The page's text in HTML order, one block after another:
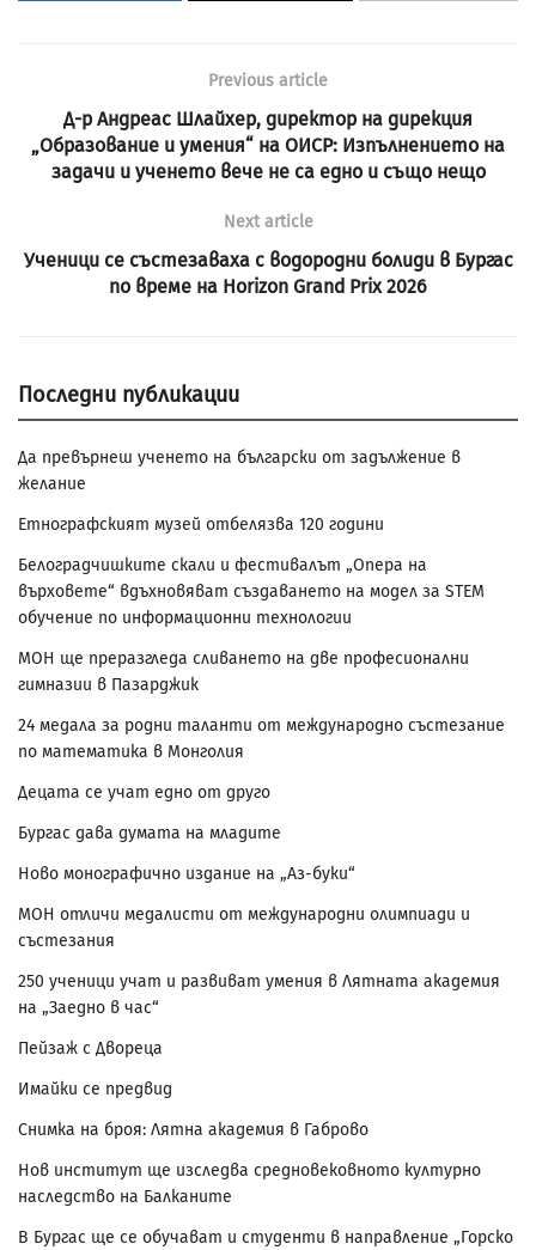
Previous article
Д-р Андреас Шлайхер, директор на дирекция
„Образование и умения“ на ОИСР: Изпълнението на
задачи и ученето вече не са едно и също нещо
Next article
Ученици се състезаваха с водородни болиди в Бургас
по време на Horizon Grand Prix 2026
Последни публикации
Да превърнеш ученето на български от задължение в
желание
Етнографският музей отбелязва 120 години
Белоградчишките скали и фестивалът „Опера на
върховете“ вдъхновяват създаването на модел за STEM
обучение по информационни технологии
МОН ще преразгледа сливането на две професионални
гимназии в Пазарджик
24 медала за родни таланти от международно състезание
по математика в Монголия
Децата се учат едно от друго
Бургас дава думата на младите
Ново монографично издание на „Аз-буки“
МОН отличи медалисти от международни олимпиади и
състезания
250 ученици учат и развиват умения в Лятната академия
на „Заедно в час“
Пейзаж с Двореца
Имайки се предвид
Снимка на броя: Лятна академия в Габрово
Нов институт ще изследва средновековното културно
наследство на Балканите
В Бургас ще се обучават и студенти в направление „Горско